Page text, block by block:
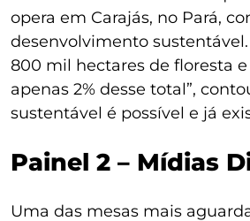
opera em Carajás, no Pará,
desenvolvimento
800 mil hectares de floresta
apenas 2% desse total”,
sustentável é possível e já
Painel 2 – Mídias
Uma das mesas mais